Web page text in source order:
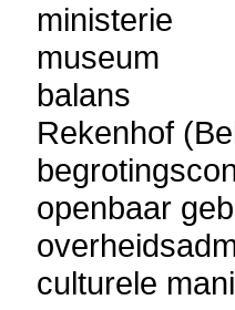
ministerie
museum
balans
Rekenhof
openbaar
culturele